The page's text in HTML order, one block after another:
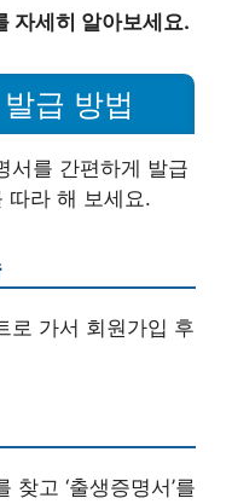
자세히 알아보세요.
급 방법
서를 간편하게 발급
따라 해 보세요.
로 가서 회원가입 후
찾고 ‘출생증명서’를